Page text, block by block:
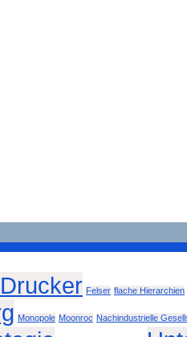
Drucker Felser flache Hierarchien
Monopole Moonroc Nachindustrielle